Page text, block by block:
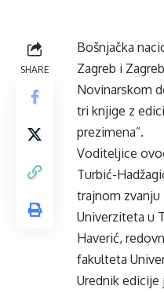
SHARE
Bošnjačka
Zagreb i
Novinarskom
tri knjige z
prezimena”.
Voditeljice
Turbić-
trajnom
Univerziteta u
Haverić,
fakulteta
Urednik edicije